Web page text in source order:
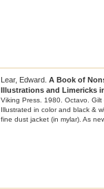
Lear, Edward. A Book of
Illustrations and Limericks
Viking Press. 1980. Octavo.
Illustrated in color and black &
fine dust jacket (in mylar). As